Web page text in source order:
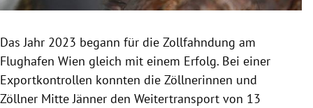
Untermenü
Untermenü
Das Jahr 2023 begann für die Zollfahndung am
Flughafen Wien gleich mit einem Erfolg. Bei einer
Exportkontrollen konnten die Zöllnerinnen und
Zöllner Mitte Jänner den Weitertransport von 13